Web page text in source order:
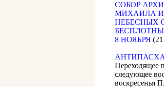
CОБОР
МИХАИЛА
НЕБЕСНЫХ
8 НОЯБРЯ
АНТИПАСХА
Переходящее
следующее
воскресенья